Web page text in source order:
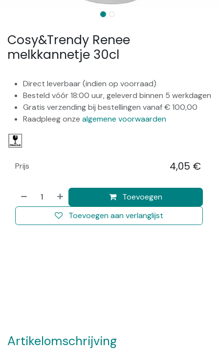
Cosy&Trendy Renee
melkkannetje 30cl
Direct leverbaar (indien op voorraad)
Besteld vóór 18:00 uur, geleverd binnen 5 werkdagen
Gratis verzending bij bestellingen vanaf € 100,00
Raadpleeg onze algemene voorwaarden
Toevoegen
Toevoegen aan verlanglijst
Prijs 4,05 €
Artikelomschrijving